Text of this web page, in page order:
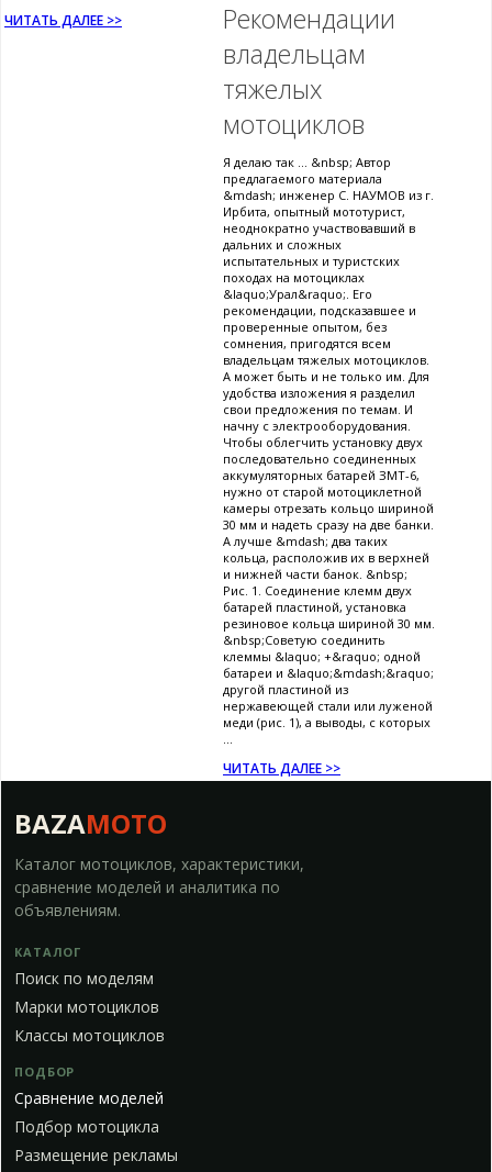
ЧИТАТЬ ДАЛЕЕ >>
Рекомендации
владельцам
тяжелых
мотоциклов
Я делаю так ... &nbsp; Автор
предлагаемого материала
&mdash; инженер С. НАУМОВ из г.
Ирбита, опытный мототурист,
неоднократно участвовавший в
дальних и сложных
испытательных и туристских
походах на мотоциклах
&laquo;Урал&raquo;. Его
рекомендации, подсказавшее и
проверенные опытом, без
сомнения, пригодятся всем
владельцам тяжелых мотоциклов.
А может быть и не только им. Для
удобства изложения я разделил
свои предложения по темам. И
начну с электрооборудования.
Чтобы облегчить установку двух
последовательно соединенных
аккумуляторных батарей ЗМТ-6,
нужно от старой мотоциклетной
камеры отрезать кольцо шириной
30 мм и надеть сразу на две банки.
А лучше &mdash; два таких
кольца, расположив их в верхней
и нижней части банок. &nbsp;
Рис. 1. Соединение клемм двух
батарей пластиной, установка
резиновое кольца шириной 30 мм.
&nbsp;Советую соединить
клеммы &laquo; +&raquo; одной
батареи и &laquo;&mdash;&raquo;
другой пластиной из
нержавеющей стали или луженой
меди (рис. 1), а выводы, с которых
...
ЧИТАТЬ ДАЛЕЕ >>
BAZAMOTO
Каталог мотоциклов, характеристики,
сравнение моделей и аналитика по
объявлениям.
КАТАЛОГ
Поиск по моделям
Марки мотоциклов
Классы мотоциклов
ПОДБОР
Сравнение моделей
Подбор мотоцикла
Размещение рекламы